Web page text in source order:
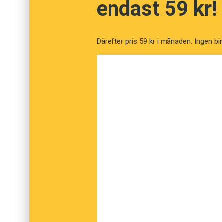
endast 59 kr!
Därefter pris 59 kr i månaden. Ingen